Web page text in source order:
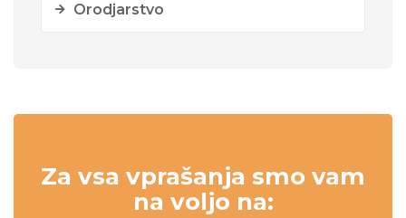
Orodjarstvo
Za vsa vprašanja smo vam
na voljo na: